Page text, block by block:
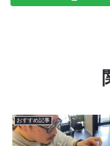
おすすめ記事